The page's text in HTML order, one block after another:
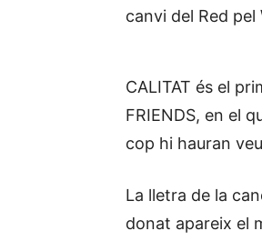
canvi del Red pel
CALITAT és el
FRIENDS, en el
cop hi hauran
La lletra de la
donat apareix el